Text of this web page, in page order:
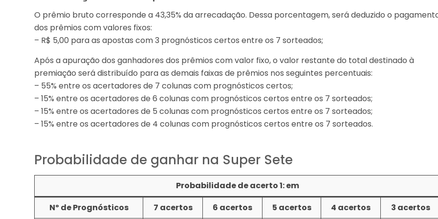
O prêmio bruto corresponde a 43,35% da arrecadação. Dessa porcentagem, será deduzido o
dos prêmios com valores fixos:
– R$ 5,00 para as apostas com 3 prognósticos certos entre os 7 sorteados;
Após a apuração dos ganhadores dos prêmios com valor fixo, o valor restante do total destinado à
premiação será distribuído para as demais faixas de prêmios nos seguintes percentuais:
– 55% entre os acertadores de 7 colunas com prognósticos certos;
– 15% entre os acertadores de 6 colunas com prognósticos certos entre os 7 sorteados;
– 15% entre os acertadores de 5 colunas com prognósticos certos entre os 7 sorteados;
– 15% entre os acertadores de 4 colunas com prognósticos certos entre os 7 sorteados.
Probabilidade de ganhar na Super Sete
Probabilidade de acerto 1: em
Nº de Prognósticos
7 acertos 6 acertos 5 acertos 4 acertos 3 acertos